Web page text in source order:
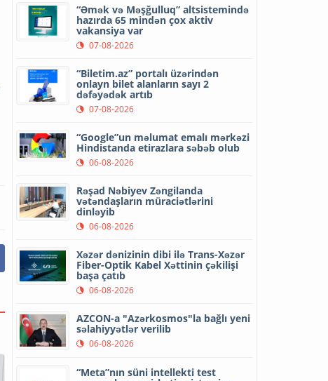
“Əmək və Məşğulluq” altsistemində
hazırda 65 mindən çox aktiv
vakansiya var
07-08-2026
“Biletim.az” portalı üzərindən
onlayn bilet alanların sayı 2
dəfəyədək artıb
07-08-2026
“Google”un məlumat emalı mərkəzi
Hindistanda etirazlara səbəb olub
06-08-2026
Rəşad Nəbiyev Zəngilanda
vətəndaşların müraciətlərini
dinləyib
06-08-2026
Xəzər dənizinin dibi ilə Trans-Xəzər
Fiber-Optik Kabel Xəttinin çəkilişi
başa çatıb
06-08-2026
AZCON-a "Azərkosmos"la bağlı yeni
səlahiyyətlər verilib
06-08-2026
“Meta”nın süni intellekti test